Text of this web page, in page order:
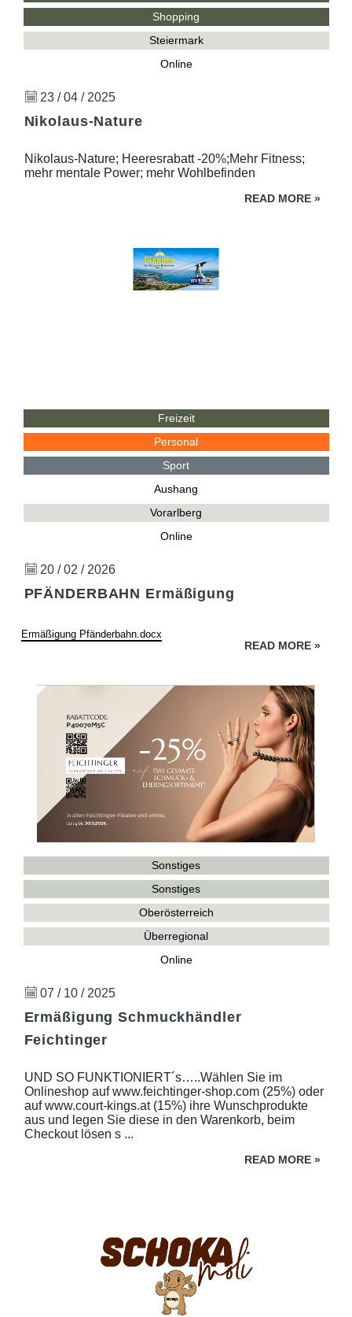
Shopping
Steiermark
Online
23 / 04 / 2025
Nikolaus-Nature
Nikolaus-Nature; Heeresrabatt -20%;Mehr Fitness;
mehr mentale Power; mehr Wohlbefinden
READ MORE »
Freizeit
Personal
Sport
Aushang
Vorarlberg
Online
20 / 02 / 2026
PFÄNDERBAHN Ermäßigung
Ermäßigung Pfänderbahn.docx
READ MORE »
Sonstiges
Sonstiges
Oberösterreich
Überregional
Online
07 / 10 / 2025
Ermäßigung Schmuckhändler
Feichtinger
UND SO FUNKTIONIERT´s…..Wählen Sie im
Onlineshop auf www.feichtinger-shop.com (25%) oder
auf www.court-kings.at (15%) ihre Wunschprodukte
aus und legen Sie diese in den Warenkorb, beim
Checkout lösen s ...
READ MORE »